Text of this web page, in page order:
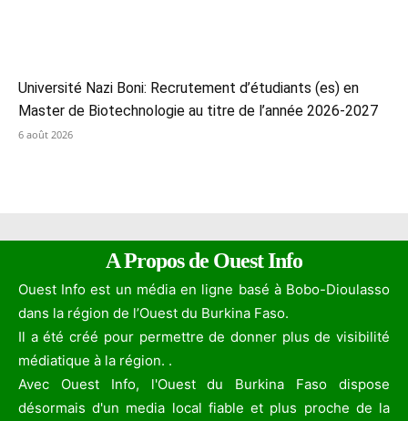
Université Nazi Boni: Recrutement d’étudiants (es) en
Master de Biotechnologie au titre de l’année 2026-2027
6 août 2026
A Propos de Ouest Info
Ouest Info est un média en ligne basé à Bobo-Dioulasso
dans la région de l’Ouest du Burkina Faso.
Il a été créé pour permettre de donner plus de visibilité
médiatique à la région. .
Avec Ouest Info, l'Ouest du Burkina Faso dispose
désormais d'un media local fiable et plus proche de la